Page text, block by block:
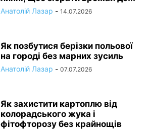
Анатолій Лазар - 14.07.2026
Як позбутися берізки польової
на городі без марних зусиль
Анатолій Лазар - 07.07.2026
Як захистити картоплю від
колорадського жука і
фітофторозу без крайнощів